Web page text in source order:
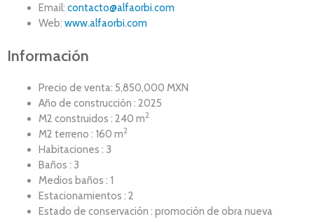
Email: contacto@alfaorbi.com
Web: www.alfaorbi.com
Información
Precio de venta: 5,850,000 MXN
Año de construcción : 2025
M2 construidos : 240 m2
M2 terreno : 160 m2
Habitaciones : 3
Baños : 3
Medios baños : 1
Estacionamientos : 2
Estado de conservación : promoción de obra nueva